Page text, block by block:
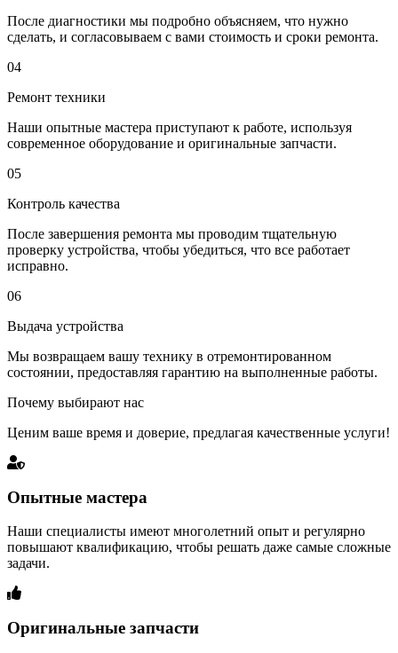
После диагностики мы подробно объясняем, что нужно
сделать, и согласовываем с вами стоимость и сроки ремонта.
04
Ремонт техники
Наши опытные мастера приступают к работе, используя
современное оборудование и оригинальные запчасти.
05
Контроль качества
После завершения ремонта мы проводим тщательную
проверку устройства, чтобы убедиться, что все работает
исправно.
06
Выдача устройства
Мы возвращаем вашу технику в отремонтированном
состоянии, предоставляя гарантию на выполненные работы.
Почему выбирают нас
Ценим ваше время и доверие, предлагая качественные услуги!
Опытные мастера
Наши специалисты имеют многолетний опыт и регулярно
повышают квалификацию, чтобы решать даже самые сложные
задачи.
Оригинальные запчасти